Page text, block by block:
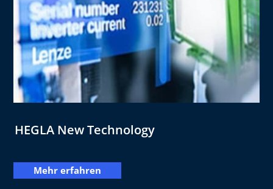
HEGLA New Technology
Mehr erfahren